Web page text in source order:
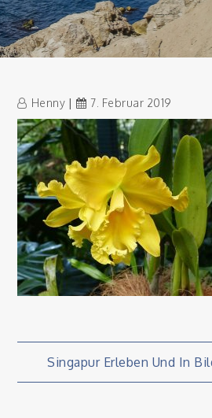
Henny 7. Februar 2019
Singapur Erleben Und In